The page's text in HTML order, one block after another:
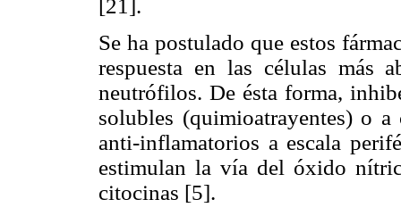
[21].
Se ha postulado que estos
respuesta en las células más
neutrófilos. De ésta forma,
solubles (quimioatrayentes) o
anti-inflamatorios a escala
estimulan la vía del óxido
citocinas [5].